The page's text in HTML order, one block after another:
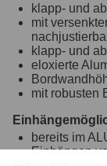
klapp- und
mit
klapp- und
eloxierte
mit robusten
bereits im
Einhängen